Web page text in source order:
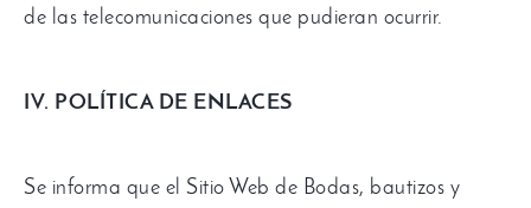
de las telecomunicaciones que pudieran ocurrir.
IV. POLÍTICA DE ENLACES
Se informa que el Sitio Web de Bodas, bautizos y